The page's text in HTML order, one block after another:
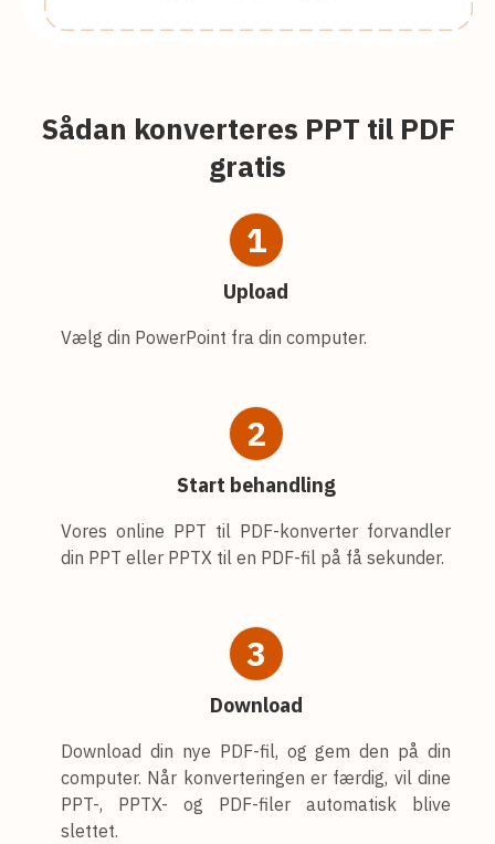
Sådan konverteres PPT til PDF
gratis
1
Upload
Vælg din PowerPoint fra din computer.
2
Start behandling
Vores online PPT til PDF-konverter forvandler
din PPT eller PPTX til en PDF-fil på få sekunder.
3
Download
Download din nye PDF-fil, og gem den på din
computer. Når konverteringen er færdig, vil dine
PPT-, PPTX- og PDF-filer automatisk blive
slettet.